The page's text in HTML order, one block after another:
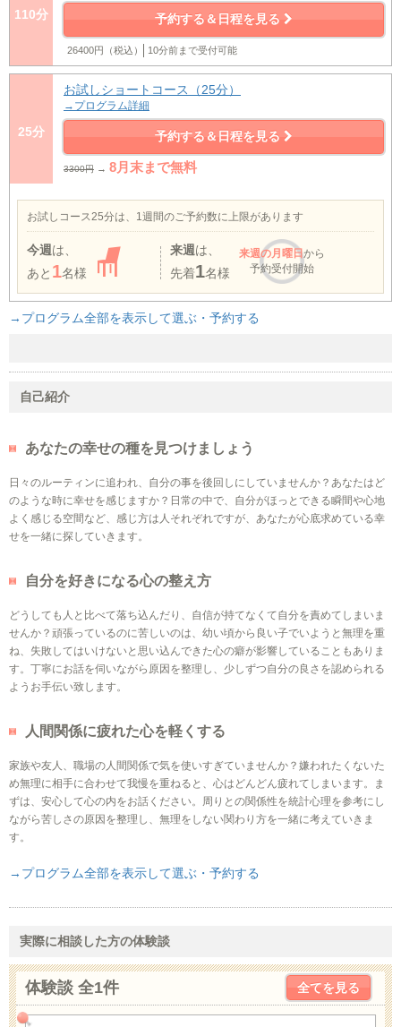
110分 予約する＆日程を見る
26400円（税込） 10分前まで受付可能
25分
お試しショートコース（25分）
→プログラム詳細
予約する＆日程を見る
3300円 → 8月末まで無料
お試しコース25分は、1週間のご予約数に上限があります
今週 は、
あと 1名様
来週 は、
先着1名様
来週の月曜日から
予約受付開始
→プログラム全部を表示して選ぶ・予約する
自己紹介
あなたの幸せの種を見つけましょう
日々のルーティンに追われ、自分の事を後回しにしていませんか？あなたはど
のような時に幸せを感じますか？日常の中で、自分がほっとできる瞬間や心地
よく感じる空間など、感じ方は人それぞれですが、あなたが心底求めている幸
せを一緒に探していきます。
自分を好きになる心の整え方
どうしても人と比べて落ち込んだり、自信が持てなくて自分を責めてしまいま
せんか？頑張っているのに苦しいのは、幼い頃から良い子でいようと無理を重
ね、失敗してはいけないと思い込んできた心の癖が影響していることもありま
す。丁寧にお話を伺いながら原因を整理し、少しずつ自分の良さを認められる
ようお手伝い致します。
人間関係に疲れた心を軽くする
家族や友人、職場の人間関係で気を使いすぎていませんか？嫌われたくないた
め無理に相手に合わせて我慢を重ねると、心はどんどん疲れてしまいます。ま
ずは、安心して心の内をお話ください。周りとの関係性を統計心理を参考にし
ながら苦しさの原因を整理し、無理をしない関わり方を一緒に考えていきま
す。
→プログラム全部を表示して選ぶ・予約する
実際に相談した方の体験談
体験談 全1件 全てを見る